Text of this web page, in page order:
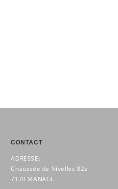
CONTACT
ADRESSE:
Chaussée de Nivelles 82a
7170 MANAGE